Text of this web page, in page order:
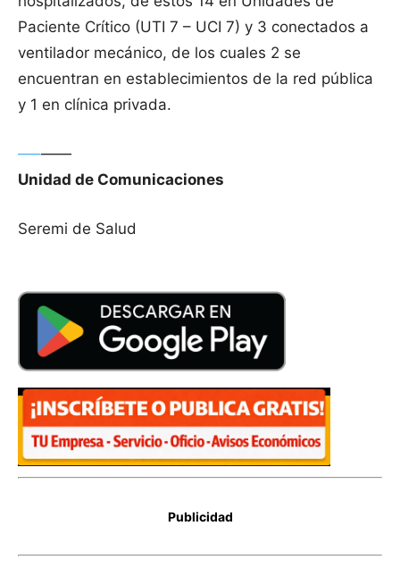
Paciente Crítico (UTI 7 – UCI 7) y 3 conectados a
ventilador mecánico, de los cuales 2 se
encuentran en establecimientos de la red pública
y 1 en clínica privada.
—–——
Unidad de Comunicaciones
Seremi de Salud
Publicidad